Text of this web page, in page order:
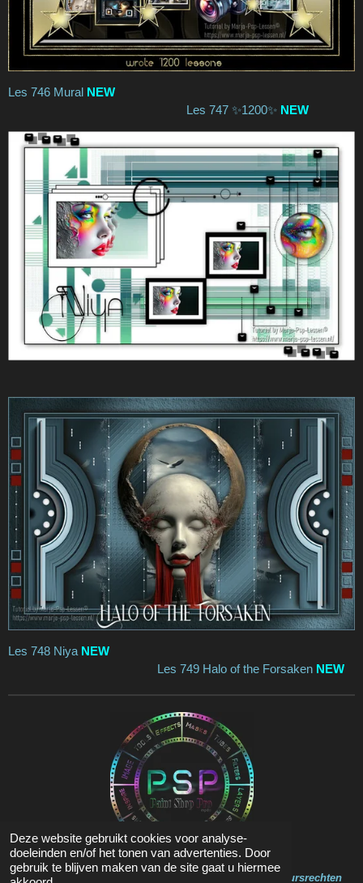
Deze website gebruikt cookies voor analyse-
doeleinden en/of het tonen van advertenties. Door
gebruik te blijven maken van de site gaat u hiermee
Les 746 Mural NEW
Les 747 ✨1200✨ NEW
Les 748 Niya NEW
Les 749 Halo of the Forsaken NEW
Op de inhoud van deze website zit Copyright en Auteursrechten